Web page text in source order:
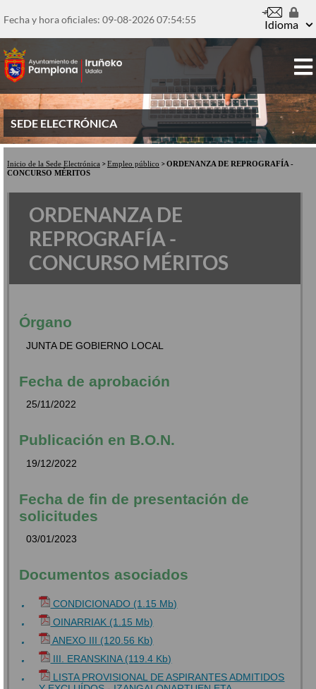
al
principal
Fecha y hora oficiales: 09-08-202607:54:56 Idioma
SEDE ELECTRÓNICA
Inicio de la Sede Electrónica Empleo público
ORDENANZA DE REPROGRAFÍA -
CONCURSO MÉRITOS
ORDENANZA DE
REPROGRAFÍA -
CONCURSO MÉRITOS
Órgano
JUNTA DE GOBIERNO LOCAL
Fecha de aprobación
25/11/2022
Publicación en B.O.N.
19/12/2022
Fecha de fin de presentación de
solicitudes
03/01/2023
Documentos asociados
CONDICIONADO (1.15 Mb)
OINARRIAK (1.15 Mb)
ANEXO III (120.56 Kb)
III. ERANSKINA (119.4 Kb)
LISTA PROVISIONAL DE ASPIRANTES ADMITIDOS